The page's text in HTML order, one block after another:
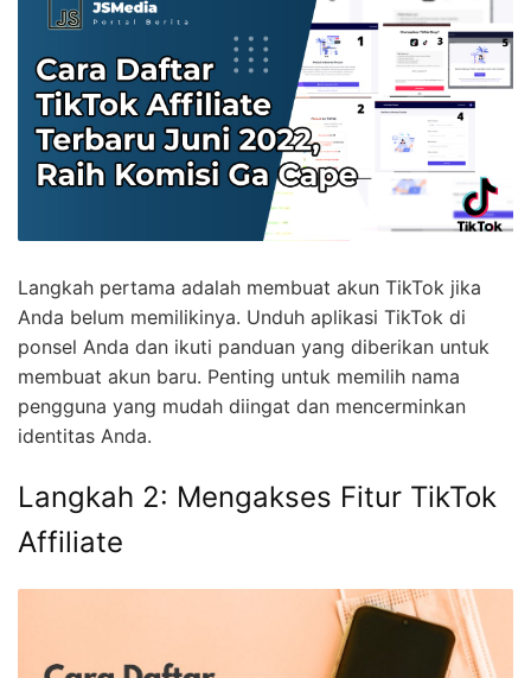
Langkah pertama adalah membuat akun TikTok jika
Anda belum memilikinya. Unduh aplikasi TikTok di
ponsel Anda dan ikuti panduan yang diberikan untuk
membuat akun baru. Penting untuk memilih nama
pengguna yang mudah diingat dan mencerminkan
identitas Anda.
Langkah 2: Mengakses Fitur TikTok
Affiliate